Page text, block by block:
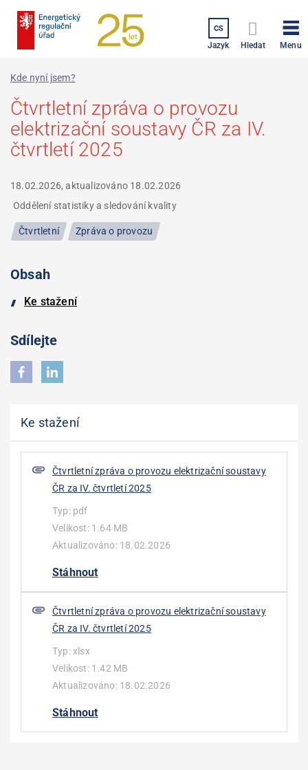
CS
Jazyk Hledat Menu
Kde nyní jsem?
Čtvrtletní zpráva o provozu
elektrizační soustavy ČR za IV.
čtvrtletí 2025
18.02.2026, aktualizováno 18.02.2026
Oddělení statistiky a sledování kvality
Čtvrtletní Zpráva o provozu
Ke stažení
Čtvrtletní zpráva o provozu elektrizační soustavy
ČR za IV. čtvrtletí 2025
Typ: pdf
Velikost: 1.64 MB
Aktualizováno: 18.02.2026
Stáhnout
Čtvrtletní zpráva o provozu elektrizační soustavy
ČR za IV. čtvrtletí 2025
Typ:xlsx
Velikost: 1.42 MB
Aktualizováno: 18.02.2026
Stáhnout
Obsah
Ke stažení
Sdílejte